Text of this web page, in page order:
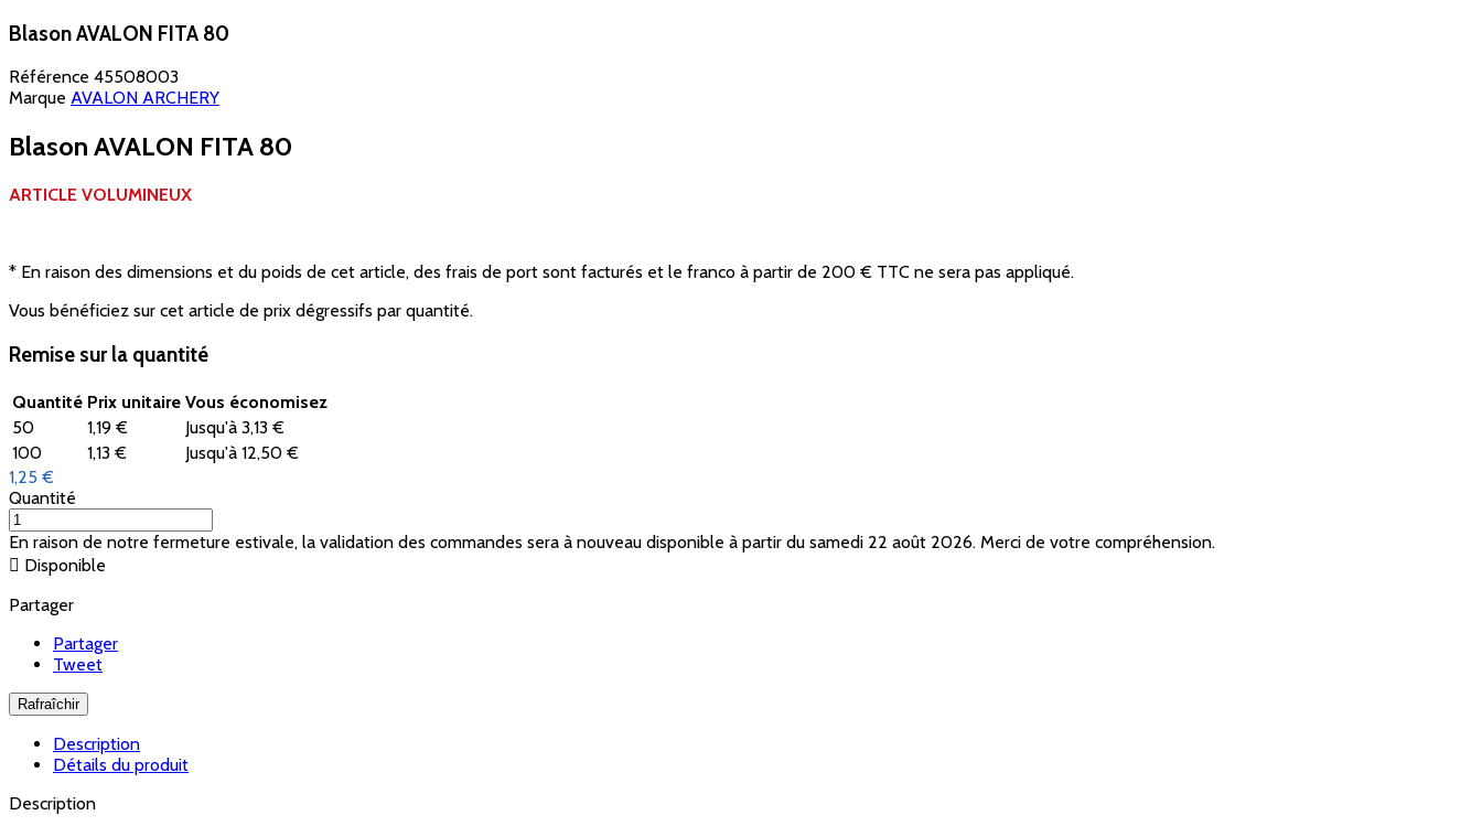
Blason AVALON FITA 80
Référence 45508003
Marque AVALON ARCHERY
Blason AVALON FITA 80
ARTICLE VOLUMINEUX
* En raison des dimensions et du poids de cet article, des frais de port sont facturés et le franco à partir de 200 € TTC ne sera pas appliqué.
Vous bénéficiez sur cet article de prix dégressifs par quantité.
Remise sur la quantité
Quantité Prix unitaire Vous économisez
50
1,19 €
Jusqu'à 3,13 €
100
1,13 €
Jusqu'à 12,50 €
1,25 €
Quantité
En raison de notre fermeture estivale, la validation des commandes sera à nouveau disponible à partir du samedi 22 août 2026. Merci de votre compréhension.
 Disponible
Partager
Partager
Tweet
Description
Détails du produit
Description